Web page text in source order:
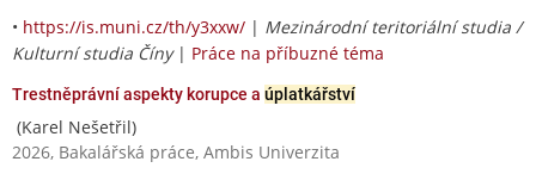
• https://is.muni.cz/th/y3xxw/ | Mezinárodní teritoriální studia /
Kulturní studia Číny| Práce na příbuzné téma
Trestněprávní aspekty korupce a úplatkářství
(Karel Nešetřil)
2026, Bakalářská práce, Ambis Univerzita